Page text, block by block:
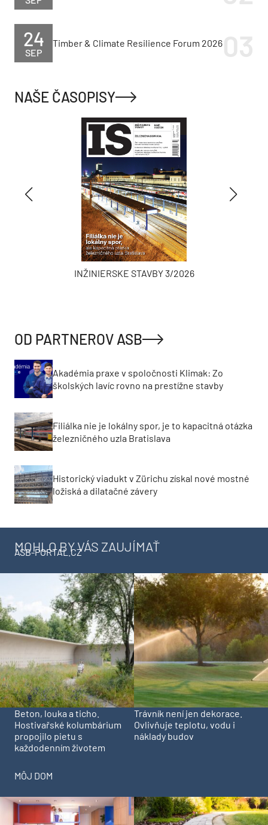
SEP
24 Timber & Climate Resilience Forum 2026
NAŠE ČASOPISY
INŽINIERSKE STAVBY 3/2026
OD PARTNEROV ASB
Akadémia praxe v spoločnosti Klimak: Zo
školských lavíc rovno na prestížne stavby
Filiálka nie je lokálny spor, je to kapacitná otázka
železničného uzla Bratislava
Historický viadukt v Zürichu získal nové mostné
ložiská a dilatačné závery
MOHLO BY VÁS ZAUJÍMAŤ
ASB-PORTAL.CZ
Beton, louka a ticho.
Hostivařské kolumbárium
propojilo pietu s
každodenním životem
Trávník není jen dekorace.
Ovlivňuje teplotu, vodu i
náklady budov
MÔJ DOM